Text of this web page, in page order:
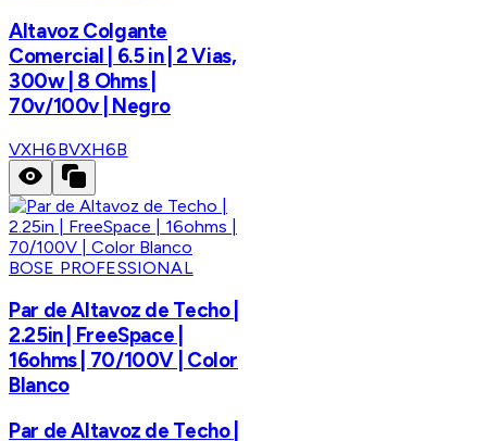
Altavoz Colgante
Comercial | 6.5 in | 2 Vias,
300w | 8 Ohms |
70v/100v | Negro
VXH6BVXH6B
BOSE PROFESSIONAL
Par de Altavoz de Techo |
2.25in | FreeSpace |
16ohms | 70/100V | Color
Blanco
Par de Altavoz de Techo |